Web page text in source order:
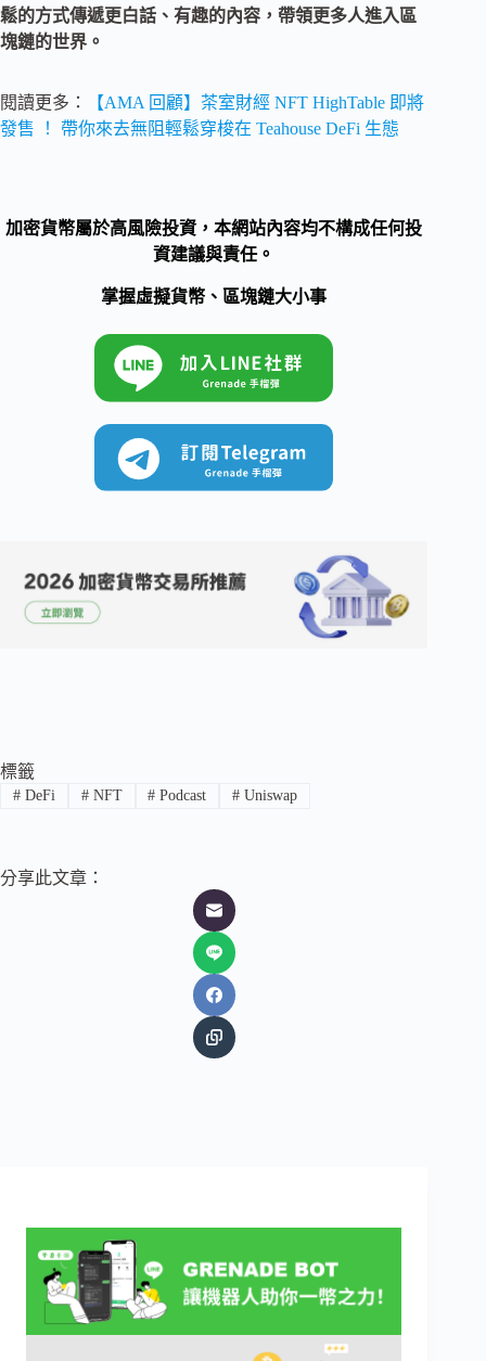
鬆的方式傳遞更白話、有趣的內容，帶領更多人進入區
塊鏈的世界。
閱讀更多：
【AMA 回顧】茶室財經 NFT HighTable 即將
發售 ！ 帶你來去無阻輕鬆穿梭在 Teahouse DeFi 生態
加密貨幣屬於高風險投資，本網站內容均不構成任何投
資建議與責任。
掌握虛擬貨幣、區塊鏈大小事
標籤
#DeFi #NFT # Podcast # Uniswap
分享此文章：